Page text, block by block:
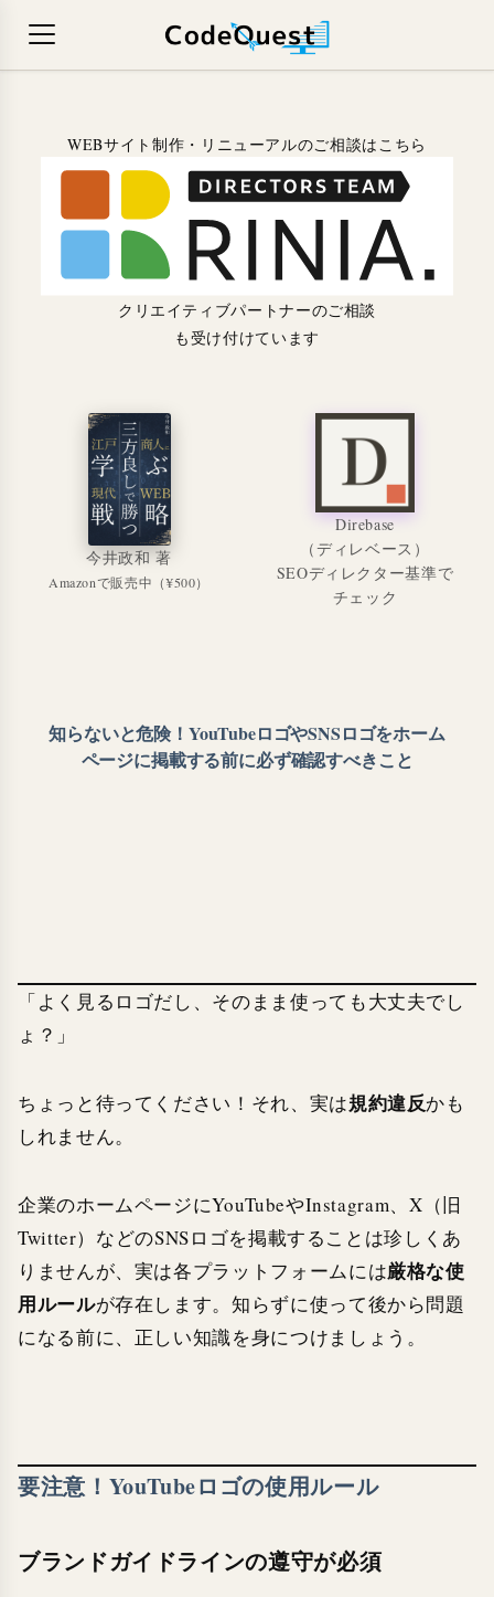
今井政和 著
Amazonで販売中（¥500）
WEBサイト制作・リニューアルのご相談はこちら
クリエイティブパートナーのご相談
も受け付けています
Direbase
（ディレベース）
SEOディレクター基準で
チェック
知らないと危険！YouTubeロゴやSNSロゴをホーム
ページに掲載する前に必ず確認すべきこと
「よく見るロゴだし、そのまま使っても大丈夫でし
ょ？」
ちょっと待ってください！それ、実は規約違反かも
しれません。
企業のホームページにYouTubeやInstagram、X（旧
Twitter）などのSNSロゴを掲載することは珍しくあ
りませんが、実は各プラットフォームには厳格な使
用ルールが存在します。知らずに使って後から問題
になる前に、正しい知識を身につけましょう。
要注意！YouTubeロゴの使用ルール
ブランドガイドラインの遵守が必須